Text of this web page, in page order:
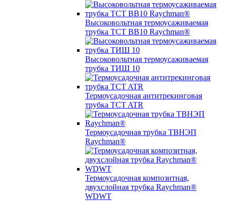
Высоковольтная термоусаживаемая
трубка TCT BB10 Raychman®
Высоковольтная термоусаживаемая
трубка ТИШ 10
Термоусадочная антитрекинговая
трубка TCT ATR
Термоусадочная трубка ТВНЭП
Raychman®
Термоусадочная композитная,
двухслойная трубка Raychman®
WDWT